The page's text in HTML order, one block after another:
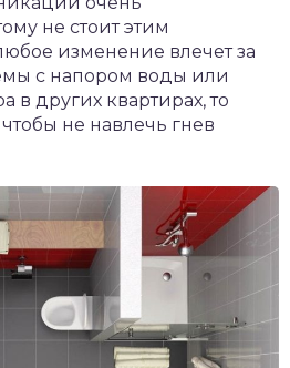
не стоит этим
изменение влечет за
с напором воды или
в других квартирах, то
не навлечь гнев